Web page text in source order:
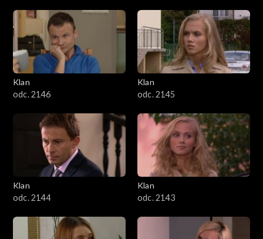
Klan
odc. 2146
Klan
odc. 2145
Klan
odc. 2144
Klan
odc. 2143